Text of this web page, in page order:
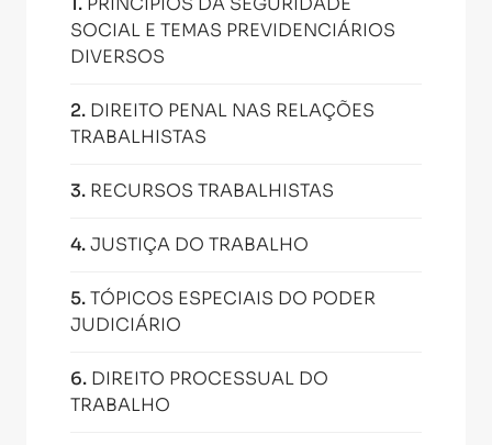
SOCIAL E TEMAS PREVIDENCIÁRIOS
DIVERSOS
2. DIREITO PENAL NAS RELAÇÕES
TRABALHISTAS
3. RECURSOS TRABALHISTAS
4.JUSTIÇA DO TRABALHO
5.TÓPICOS ESPECIAIS DO PODER
JUDICIÁRIO
6. DIREITO PROCESSUAL DO
TRABALHO